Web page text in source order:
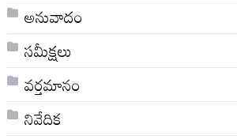
అనువాదం
సమీక్షలు
వర్తమానం
నివేదిక